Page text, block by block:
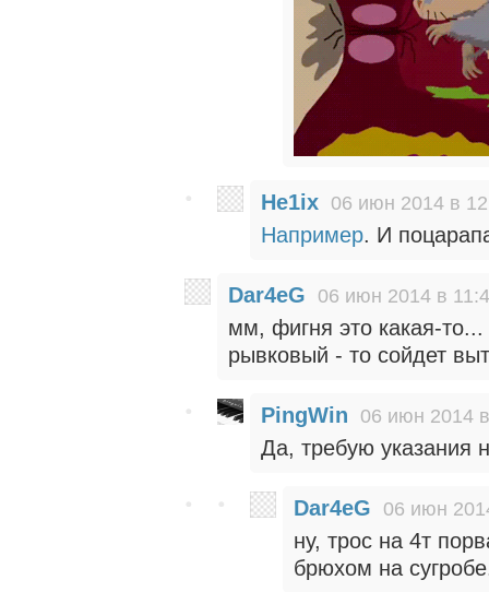
He1ix 06 июн 2014 в
Например. И
Dar4eG 06 июн 2014 в
мм, фигня это какая-
рывковый - то сойдет
PingWin 06 июн 2014
Да, требую указания
Dar4eG 06 июн
ну, трос на 4т
брюхом на